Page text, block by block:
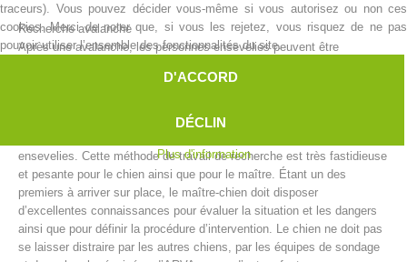
Recherche avalanche
Après une avalanche, les personnes ensevelies peuvent être
d’avalanche. Malgré les progrès techniques apportés par entre autre
RECCO, les chiens d’avalanche sont parfois la seule et donc la
ensevelies. Cette méthode de travail de recherche est très fastidieuse
et pesante pour le chien ainsi que pour le maître. Étant un des
premiers à arriver sur place, le maître-chien doit disposer
d’excellentes connaissances pour évaluer la situation et les dangers
ainsi que pour définir la procédure d’intervention. Le chien ne doit pas
se laisser distraire par les autres chiens, par les équipes de sondage
traceurs). Vous pouvez décider vous-même si vous autorisez ou non ces
cookies. Merci de noter que, si vous les rejetez, vous risquez de ne pas
pouvoir utiliser l’ensemble des fonctionnalités du site.
D'ACCORD
DÉCLIN
Plus d'information